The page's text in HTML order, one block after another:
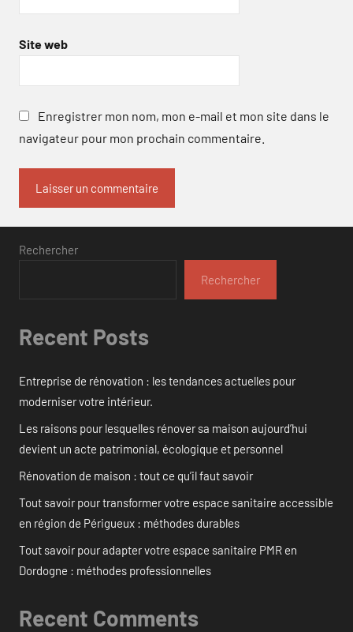
Site web
Enregistrer mon nom, mon e-mail et mon site dans le
navigateur pour mon prochain commentaire.
Rechercher
Rechercher
Recent Posts
Entreprise de rénovation : les tendances actuelles pour
moderniser votre intérieur.
Les raisons pour lesquelles rénover sa maison aujourd’hui
devient un acte patrimonial, écologique et personnel
Rénovation de maison : tout ce qu’il faut savoir
Tout savoir pour transformer votre espace sanitaire accessible
en région de Périgueux : méthodes durables
Tout savoir pour adapter votre espace sanitaire PMR en
Dordogne : méthodes professionnelles
Recent Comments